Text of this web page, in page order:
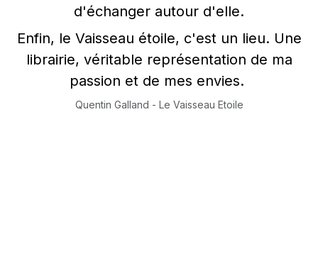
d'échanger autour d'elle.
Enfin, le Vaisseau étoile, c'est un lieu. Une
librairie, véritable représentation de ma
passion et de mes envies.
Quentin Galland - Le Vaisseau Etoile